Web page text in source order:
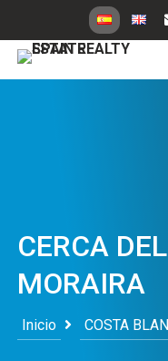
CERCA
MORAIRA
Inicio COSTA